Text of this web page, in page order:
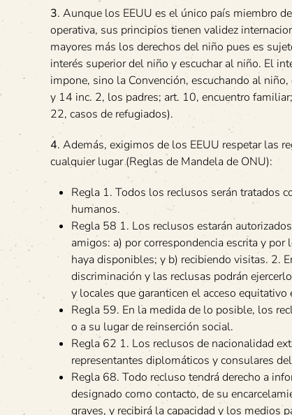
3. Aunque los EEUU es el único país miembro
operativa, sus principios tienen validez
mayores más los derechos del niño pues es
interés superior del niño y escuchar al niño. El
impone, sino la Convención, escuchando al
y 14 inc. 2, los padres; art. 10, encuentro
22, casos de refugiados).
4. Además, exigimos de los EEUU respetar las
cualquier lugar (Reglas de Mandela de ONU):
Regla 1. Todos los reclusos serán tratados
humanos.
Regla 58 1. Los reclusos estarán
amigos: a) por correspondencia escrita y
haya disponibles; y b) recibiendo visitas. 2.
discriminación y las reclusas podrán
y locales que garanticen el acceso
Regla 59. En la medida de lo posible, los
o a su lugar de reinserción social.
Regla 62 1. Los reclusos de nacionalidad
representantes diplomáticos y consulares
Regla 68. Todo recluso tendrá derecho a
designado como contacto, de su
graves, y recibirá la capacidad y los medios